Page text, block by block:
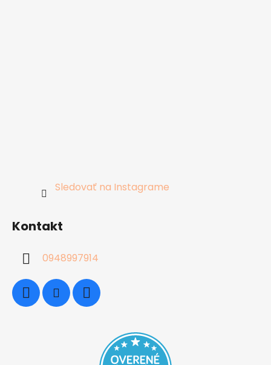
Sledovať na Instagrame
Kontakt
0948997914